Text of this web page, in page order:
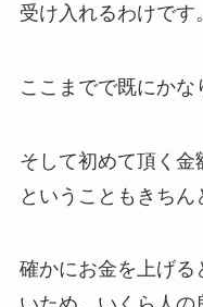
受け入れるわけです。
ここまでで既にかな
そして初めて頂く
ということもきちん
確かにお金を上げる